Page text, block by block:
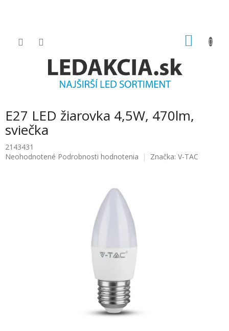
E27 LED žiarovka 4,5W, 470lm,
sviečka
2143431
Priemerné
Neohodnotené Podrobnosti hodnotenia Značka: V-TAC